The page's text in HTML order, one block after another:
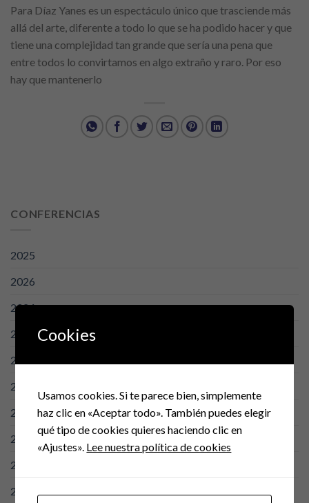
CONFERENCIAS
2025
2026
2024
2023
2022
2021
2020
2019
2018
2017
Para Díaz Yanes es un espectáculo único que trasciende más
allá del arte, diferente a todo lo que se ha podido hacer y que
tiene una complejidad tan grande que sería una pena que
entre todos lo convirtamos en algo extraño y raro. Por eso
hay que mantenerlo
Cookies
Usamos cookies. Si te parece bien, simplemente
haz clic en «Aceptar todo». También puedes elegir
qué tipo de cookies quieres haciendo clic en
«Ajustes». Lee nuestra política de cookies